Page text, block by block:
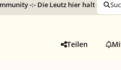
-:- Die Leutz hier halt so
Teilen